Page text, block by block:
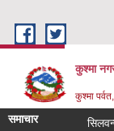
कुश्मा
कुश्मा
समाचार